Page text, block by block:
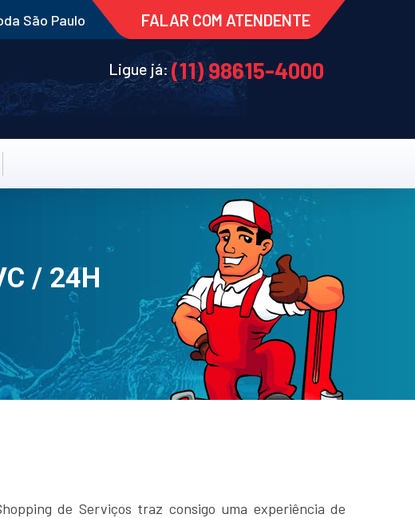
São Paulo FALAR COM ATENDENTE
Ligue já:(11) 98615-4000
/ 24H
de Serviços traz consigo uma experiência de